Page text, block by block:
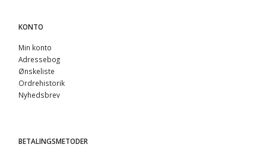
KONTO
Min konto
Adressebog
Ønskeliste
Ordrehistorik
Nyhedsbrev
BETALINGSMETODER